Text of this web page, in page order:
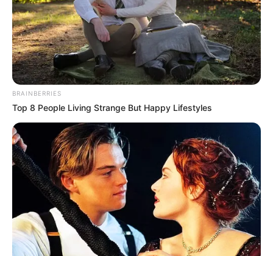
BRAINBERRIES
Top 8 People Living Strange But Happy Lifestyles